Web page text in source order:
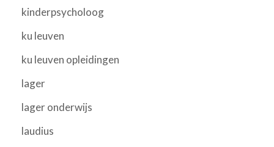
kinderpsycholoog
ku leuven
ku leuven opleidingen
lager
lager onderwijs
laudius